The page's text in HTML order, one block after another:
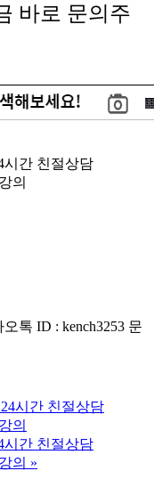
바로 문의주
시간 친절상담
의
톡 ID : kench3253 문
시간 친절상담
의
시간 친절상담
의 »